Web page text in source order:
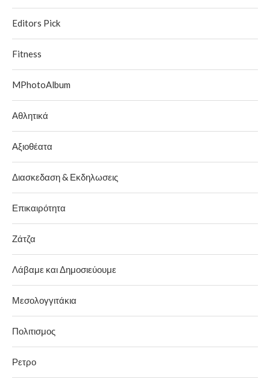
Editors Pick
Fitness
MPhotoAlbum
Αθλητικά
Αξιοθέατα
Διασκεδαση & Εκδηλωσεις
Επικαιρότητα
Ζάτζα
Λάβαμε και Δημοσιεύουμε
Μεσολογγιτάκια
Πολιτισμος
Ρετρο